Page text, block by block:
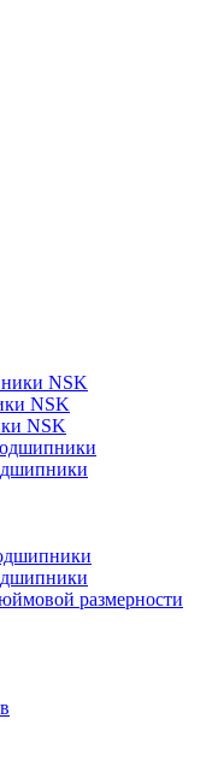
NSK
NSK
NSK
размерности